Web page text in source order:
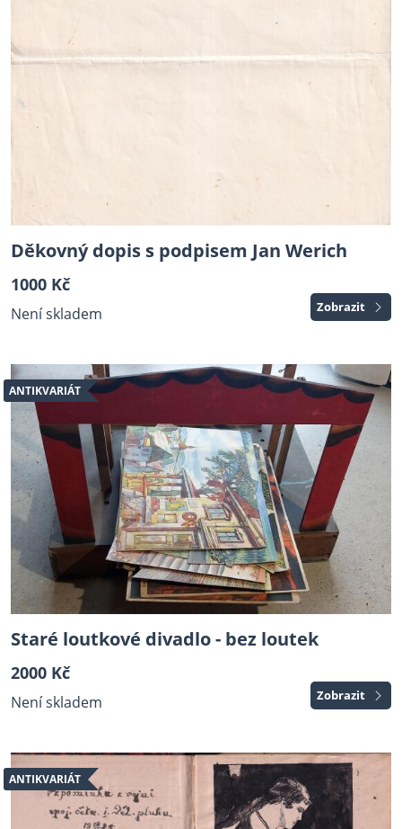
Děkovný dopis s podpisem Jan Werich
1000 Kč
Není skladem Zobrazit
ANTIKVARIÁT
Staré loutkové divadlo - bez loutek
2000 Kč
Není skladem Zobrazit
ANTIKVARIÁT